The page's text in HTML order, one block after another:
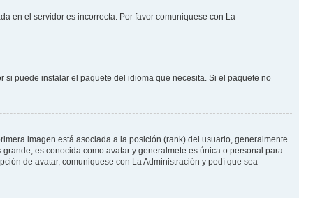
en el servidor es incorrecta. Por favor comuniquese con La
puede instalar el paquete del idioma que necesita. Si el paquete no
imagen está asociada a la posición (rank) del usuario, generalmente
es conocida como avatar y generalmete es única o personal para
de avatar, comuniquese con La Administración y pedí que sea